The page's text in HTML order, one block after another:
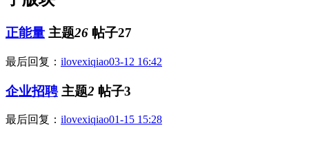
正能量 主题26 帖子27
最后回复： ilovexiqiao03-12 16:42
企业招聘 主题2 帖子3
最后回复： ilovexiqiao01-15 15:28